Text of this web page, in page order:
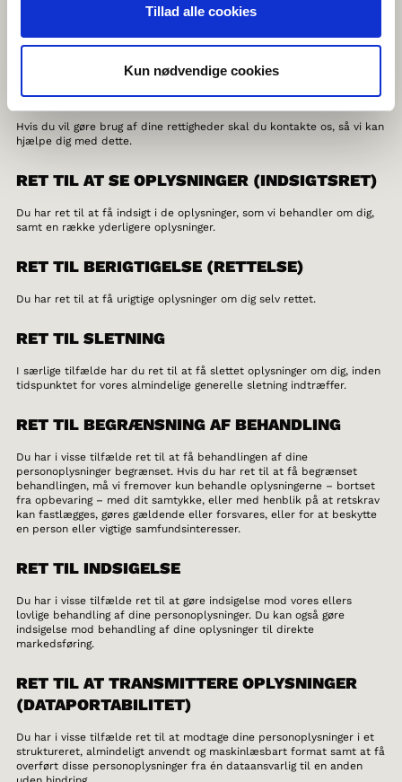
Tillad alle cookies
Kun nødvendige cookies
samt ved at gennemgå vores GDPR-procedurer med medarbejderne.
DE REGISTREREDES RETTIGHEDER
Du har efter databeskyttelsesforordningen en række rettigheder i
Hvis du vil gøre brug af dine rettigheder skal du kontakte os, så vi kan
hjælpe dig med dette.
RET TIL AT SE OPLYSNINGER (INDSIGTSRET)
Du har ret til at få indsigt i de oplysninger, som vi behandler om dig,
samt en række yderligere oplysninger.
RET TIL BERIGTIGELSE (RETTELSE)
Du har ret til at få urigtige oplysninger om dig selv rettet.
RET TIL SLETNING
I særlige tilfælde har du ret til at få slettet oplysninger om dig, inden
tidspunktet for vores almindelige generelle sletning indtræffer.
RET TIL BEGRÆNSNING AF BEHANDLING
Du har i visse tilfælde ret til at få behandlingen af dine
personoplysninger begrænset. Hvis du har ret til at få begrænset
behandlingen, må vi fremover kun behandle oplysningerne – bortset
fra opbevaring – med dit samtykke, eller med henblik på at retskrav
kan fastlægges, gøres gældende eller forsvares, eller for at beskytte
en person eller vigtige samfundsinteresser.
RET TIL INDSIGELSE
Du har i visse tilfælde ret til at gøre indsigelse mod vores ellers
lovlige behandling af dine personoplysninger. Du kan også gøre
indsigelse mod behandling af dine oplysninger til direkte
markedsføring.
RET TIL AT TRANSMITTERE OPLYSNINGER
(DATAPORTABILITET)
Du har i visse tilfælde ret til at modtage dine personoplysninger i et
struktureret, almindeligt anvendt og maskinlæsbart format samt at få
overført disse personoplysninger fra én dataansvarlig til en anden